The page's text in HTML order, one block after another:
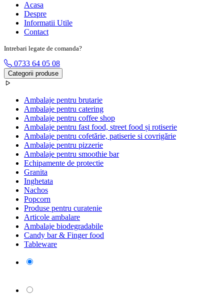
Acasa
Despre
Informatii Utile
Contact
Intrebari legate de comanda?
0733 64 05 08
Categorii produse
Ambalaje pentru brutarie
Ambalaje pentru catering
Ambalaje pentru coffee shop
Ambalaje pentru fast food, street food și rotiserie
Ambalaje pentru cofetărie, patiserie si covrigărie
Ambalaje pentru pizzerie
Ambalaje pentru smoothie bar
Echipamente de protectie
Granita
Inghetata
Nachos
Popcorn
Produse pentru curatenie
Articole ambalare
Ambalaje biodegradabile
Candy bar & Finger food
Tableware